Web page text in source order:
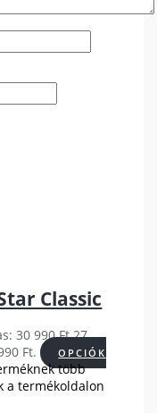
Classic
30 990 Ft.27
Ft.
OPCIÓK
több
a termékoldalon